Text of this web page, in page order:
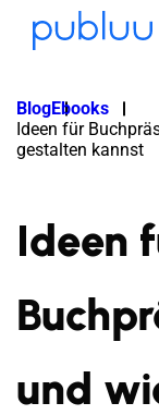
BlogEbooks
Ideen für
gestalten kannst
Ideen
und